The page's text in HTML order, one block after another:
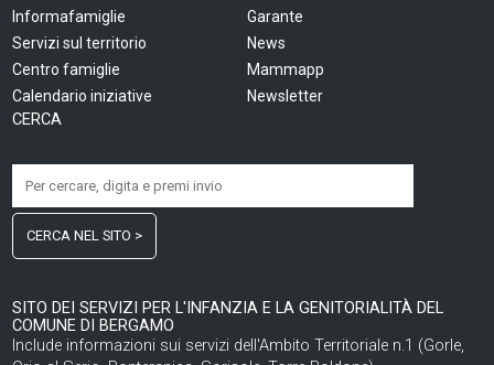
Informafamiglie
Servizi sul territorio
Centro famiglie
Calendario iniziative
Garante
News
Mammapp
Newsletter
CERCA
CERCA NEL SITO >
SITO DEI SERVIZI PER L'INFANZIA E LA GENITORIALITÀ DEL
COMUNE DI BERGAMO
Include informazioni sui servizi dell'Ambito Territoriale n.1 (Gorle,